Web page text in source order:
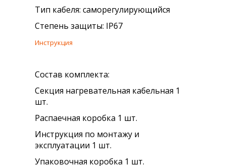
Тип кабеля: саморегулирующийся
Степень защиты: IP67
Инструкция
Состав комплекта:
Секция нагревательная кабельная 1
шт.
Распаечная коробка 1 шт.
Инструкция по монтажу и
эксплуатации 1 шт.
Упаковочная коробка 1 шт.